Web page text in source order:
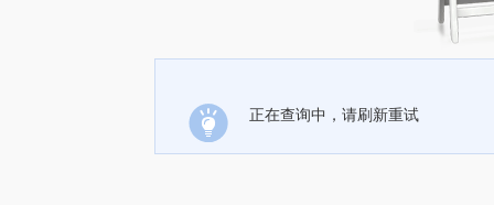
正在查询中，请刷新重试